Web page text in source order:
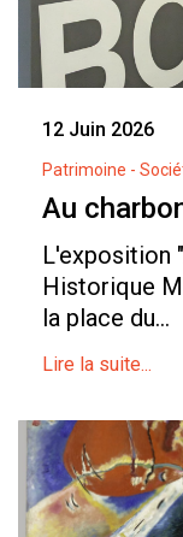
12 Juin 2026
Patrimoine -
Au
L'exposition
Historique
la place du...
Lire la suite...